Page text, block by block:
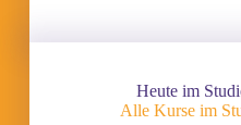
Heute im
Alle Kurse im